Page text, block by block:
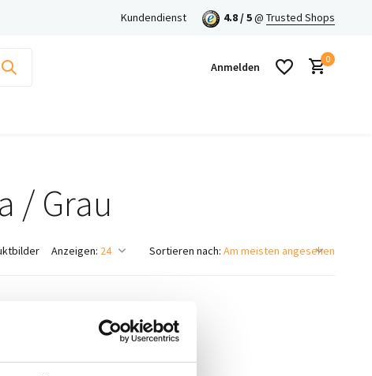
Kundendienst 4.8 / 5@ Trusted Shops
Anmelden
0
/ Grau
Anzeigen: Sortieren nach: